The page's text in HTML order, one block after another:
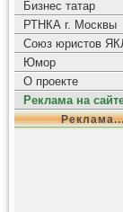
Бизнес татар
РТНКА г. Москвы
Союз юристов
Юмор
О проекте
Реклама на